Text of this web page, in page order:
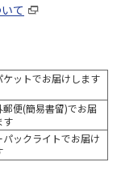
て
ケットでお届けします
郵便(簡易書留)でお届
す
パックライトでお届け